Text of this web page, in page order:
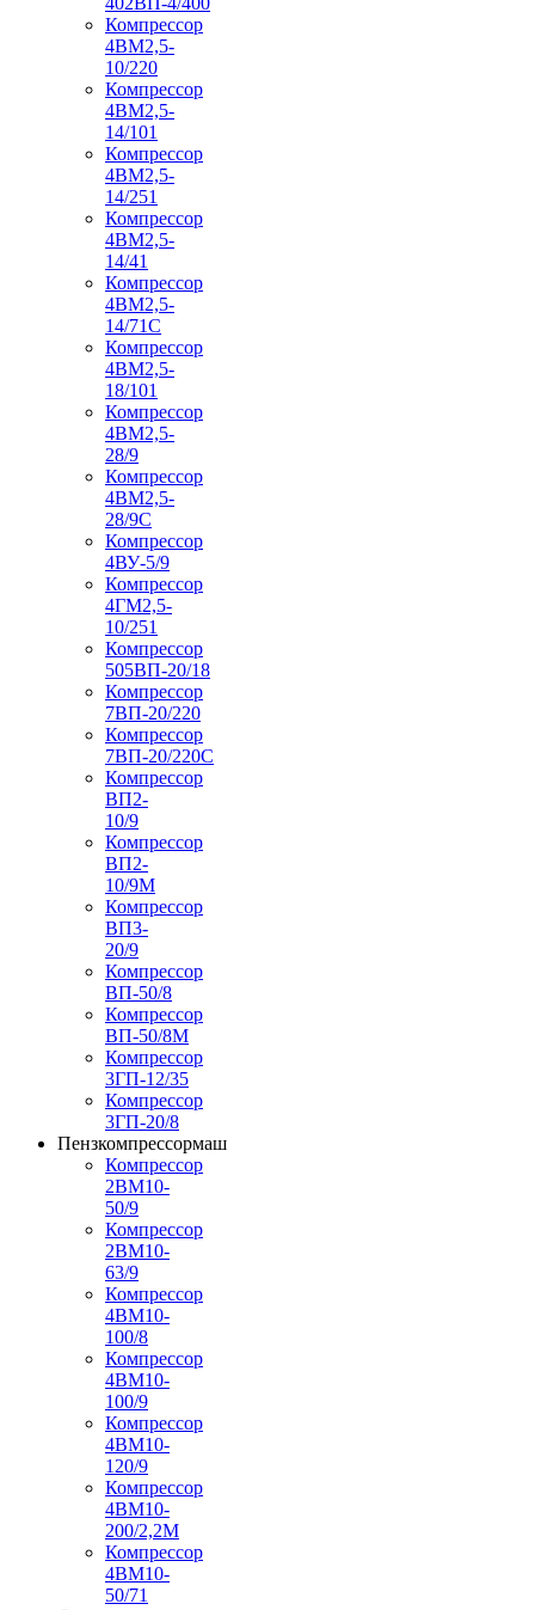
Компрессор
4ВМ2,5-
10/220
Компрессор
4ВМ2,5-
14/101
Компрессор
4ВМ2,5-
14/251
Компрессор
4ВМ2,5-
14/41
Компрессор
4ВМ2,5-
14/71C
Компрессор
4ВМ2,5-
18/101
Компрессор
4ВМ2,5-
28/9
Компрессор
4ВМ2,5-
28/9С
Компрессор
4ВУ-5/9
Компрессор
4ГМ2,5-
10/251
Компрессор
505ВП-20/18
Компрессор
7ВП-20/220
Компрессор
7ВП-20/220С
Компрессор
ВП2-
10/9
Компрессор
ВП2-
10/9М
Компрессор
ВП3-
20/9
Компрессор
ВП-50/8
Компрессор
ВП-50/8М
Компрессор
3ГП-12/35
Компрессор
3ГП-20/8
Пензкомпрессормаш
Компрессор
2ВМ10-
50/9
Компрессор
2ВМ10-
63/9
Компрессор
4ВМ10-
100/8
Компрессор
4ВМ10-
100/9
Компрессор
4ВМ10-
120/9
Компрессор
4ВМ10-
200/2,2М
Компрессор
4ВМ10-
50/71